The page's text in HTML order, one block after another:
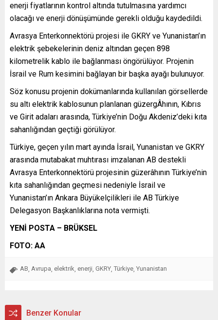
enerji fiyatlarının kontrol altında tutulmasına yardımcı
olacağı ve enerji dönüşümünde gerekli olduğu kaydedildi.
Avrasya Enterkonnektörü projesi ile GKRY ve Yunanistan’ın
elektrik şebekelerinin deniz altından geçen 898
kilometrelik kablo ile bağlanması öngörülüyor. Projenin
İsrail ve Rum kesimini bağlayan bir başka ayağı bulunuyor.
Söz konusu projenin dokümanlarında kullanılan görsellerde
su altı elektrik kablosunun planlanan güzergÂhının, Kıbrıs
ve Girit adaları arasında, Türkiye’nin Doğu Akdeniz’deki kıta
sahanlığından geçtiği görülüyor.
Türkiye, geçen yılın mart ayında İsrail, Yunanistan ve GKRY
arasında mutabakat muhtırası imzalanan AB destekli
Avrasya Enterkonnektörü projesinin güzerâhının Türkiye’nin
kıta sahanlığından geçmesi nedeniyle İsrail ve
Yunanistan’ın Ankara Büyükelçilikleri ile AB Türkiye
Delegasyon Başkanlıklarına nota vermişti.
YENİ POSTA – BRÜKSEL
FOTO: AA
AB Avrupa elektrik enerji GKRY Türkiye Yunanistan
Benzer Konular